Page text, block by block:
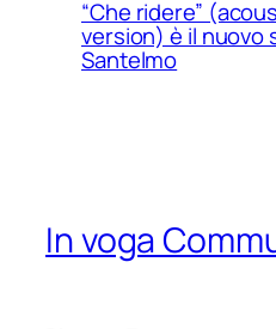
“Che ridere”
version) è il nuovo
Santelmo
In voga